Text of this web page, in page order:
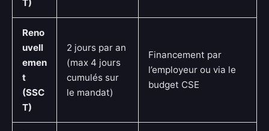
T)
Reno
uvell
emen
t
(SSC
T)
2 jours par an
(max 4 jours
cumulés sur
le mandat)
Financement par
l’employeur ou via le
budget CSE